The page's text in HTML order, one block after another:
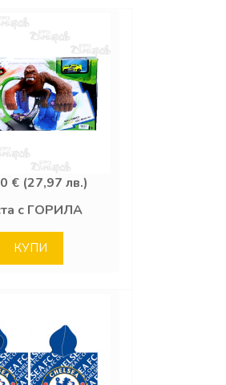
€ (27,97 лв.)
с ГОРИЛА
КУПИ